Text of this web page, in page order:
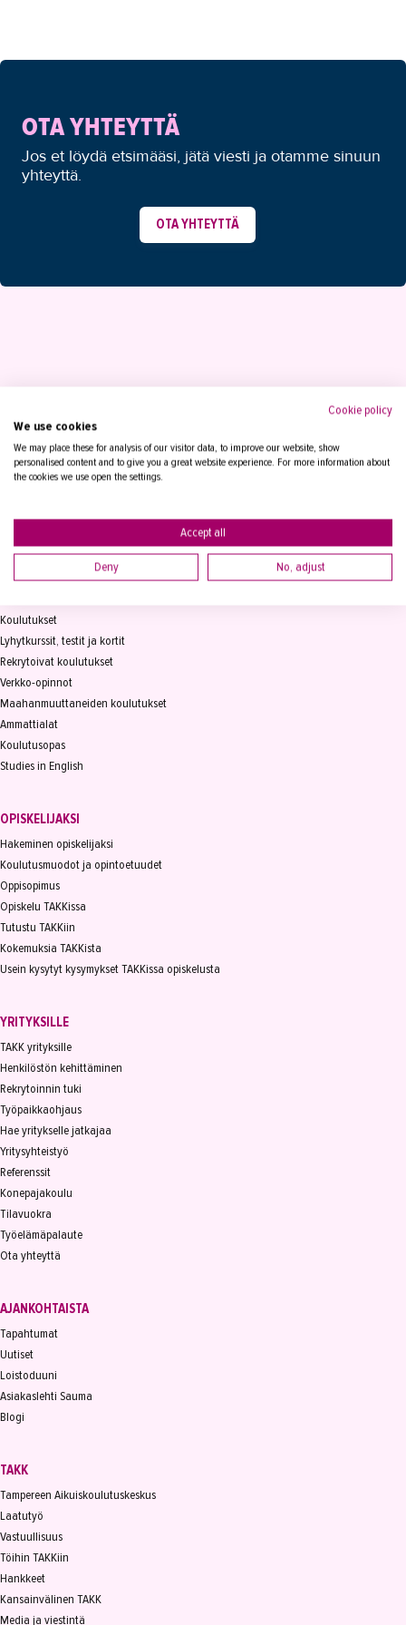
OTA YHTEYTTÄ
Jos et löydä etsimääsi, jätä viesti ja otamme sinuun
yhteyttä.
OTA YHTEYTTÄ
Tampereen Aikuiskoulutuskeskus
PL 15, 33821 Tampere
Vaihde03 2361 111
Koulutukset
Lyhytkurssit, testit ja kortit
Rekrytoivat koulutukset
Verkko-opinnot
Maahanmuuttaneiden koulutukset
Ammattialat
Koulutusopas
Studies in English
OPISKELIJAKSI
Hakeminen opiskelijaksi
Koulutusmuodot ja opintoetuudet
Oppisopimus
Opiskelu TAKKissa
Tutustu TAKKiin
Kokemuksia TAKKista
Usein kysytyt kysymykset TAKKissa opiskelusta
YRITYKSILLE
TAKK yrityksille
Henkilöstön kehittäminen
Rekrytoinnin tuki
Työpaikkaohjaus
Hae yritykselle jatkajaa
Yritysyhteistyö
Referenssit
Konepajakoulu
Tilavuokra
Työelämäpalaute
Ota yhteyttä
AJANKOHTAISTA
Tapahtumat
Uutiset
Loistoduuni
Asiakaslehti Sauma
Blogi
TAKK
Tampereen Aikuiskoulutuskeskus
Laatutyö
Vastuullisuus
Töihin TAKKiin
Hankkeet
Kansainvälinen TAKK
Media ja viestintä
Cookie policy
We use cookies
We may place these for analysis of our visitor data, to improve our website, show
personalised content and to give you a great website experience. For more information about
the cookies we use open the settings.
Accept all
Deny No, adjust